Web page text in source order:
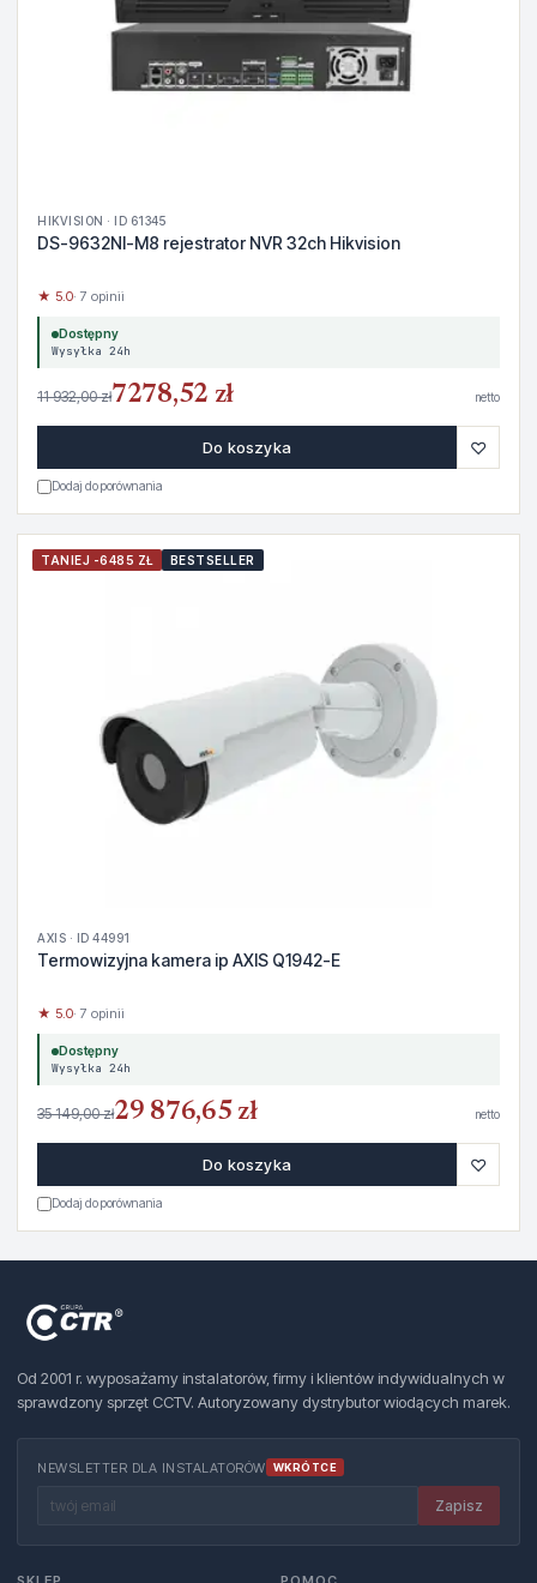
HIKVISION · ID 61345
DS-9632NI-M8 rejestrator NVR 32ch Hikvision
★ 5.0· 7 opinii
Dostępny
Wysyłka 24h
11 932,00 zł7278,52 zł netto
Do koszyka ♡
Dodaj do porównania
TANIEJ -6485 ZŁ BESTSELLER
AXIS · ID 44991
Termowizyjna kamera ip AXIS Q1942-E
★ 5.0· 7 opinii
Dostępny
Wysyłka 24h
35 149,00 zł29 876,65 zł netto
Do koszyka ♡
Dodaj do porównania
Od 2001 r. wyposażamy instalatorów, firmy i klientów indywidualnych w
sprawdzony sprzęt CCTV. Autoryzowany dystrybutor wiodących marek.
NEWSLETTER DLA INSTALATORÓW WKRÓTCE
Zapisz